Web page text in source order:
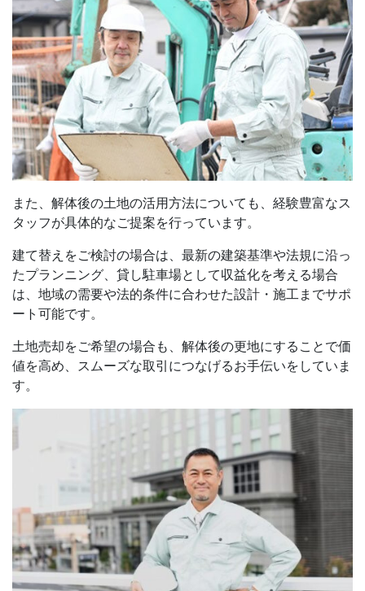
また、解体後の土地の活用方法についても、経験豊富なス
タッフが具体的なご提案を行っています。
建て替えをご検討の場合は、最新の建築基準や法規に沿っ
たプランニング、貸し駐車場として収益化を考える場合
は、地域の需要や法的条件に合わせた設計・施工までサポ
ート可能です。
土地売却をご希望の場合も、解体後の更地にすることで価
値を高め、スムーズな取引につなげるお手伝いをしていま
す。